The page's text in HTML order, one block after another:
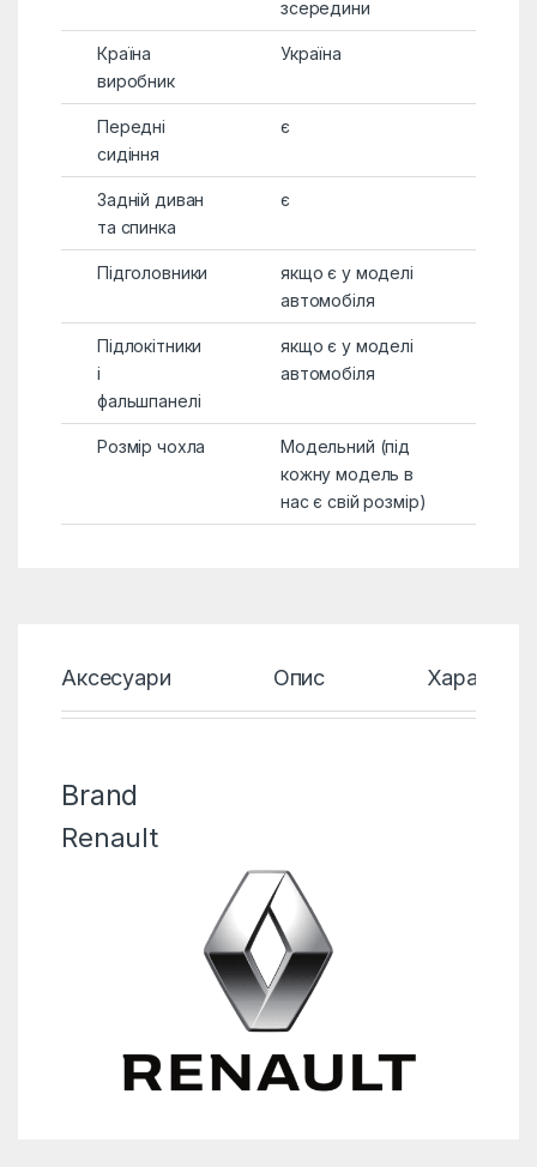
зсередини
Країна
виробник
Україна
Передні
сидіння
є
Задній диван
та спинка
є
Підголовники
якщо є у моделі
автомобіля
Підлокітники
і
фальшпанелі
якщо є у моделі
автомобіля
Розмір чохла
Модельний (під
кожну модель в
нас є свій розмір)
Аксесуари Опис
Brand
Renault